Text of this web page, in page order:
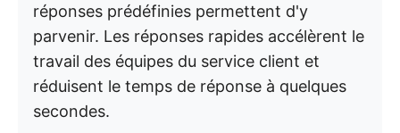
réponses prédéfinies permettent d'y
parvenir. Les réponses rapides accélèrent le
travail des équipes du service client et
réduisent le temps de réponse à quelques
secondes.